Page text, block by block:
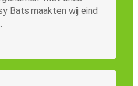
Bats maakten wij eind